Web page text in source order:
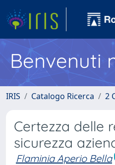
Benvenuti
IRIS Catalogo Ricerca 2
Certezza delle
sicurezza
Flaminia Aperio Bella